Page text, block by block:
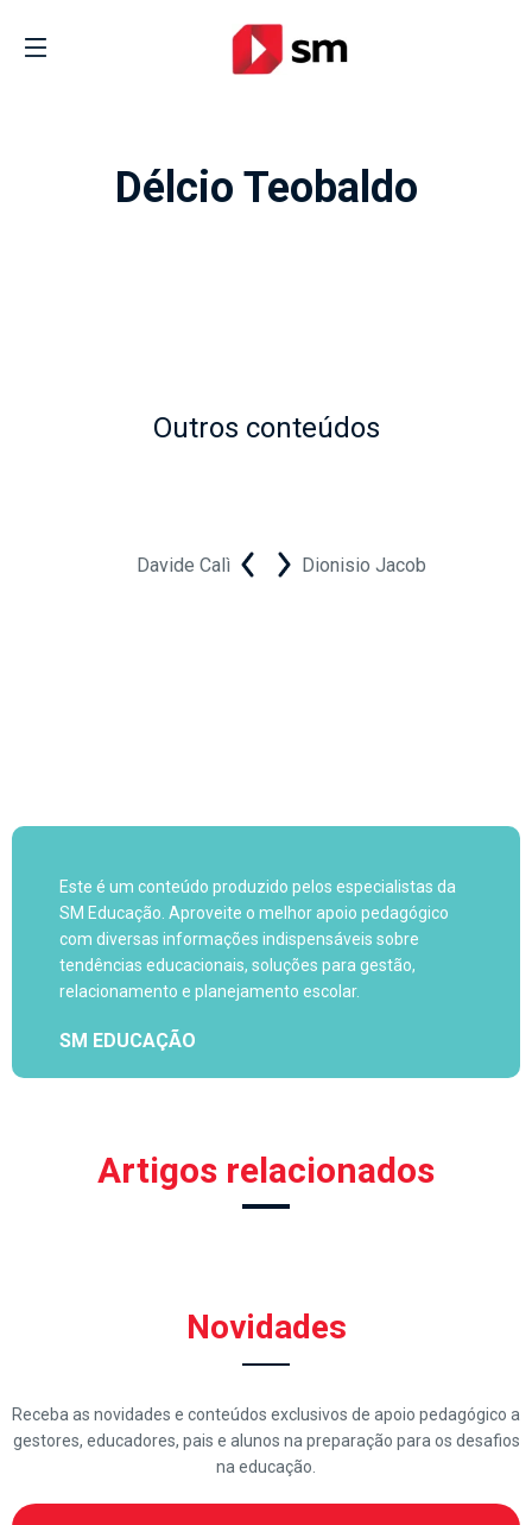
Délcio Teobaldo
Outros conteúdos
Davide Calì Dionisio Jacob
Este é um conteúdo produzido pelos especialistas da
SM Educação. Aproveite o melhor apoio pedagógico
com diversas informações indispensáveis sobre
tendências educacionais, soluções para gestão,
relacionamento e planejamento escolar.
SM EDUCAÇÃO
Artigos relacionados
Novidades
Receba as novidades e conteúdos exclusivos de apoio pedagógico a
gestores, educadores, pais e alunos na preparação para os desafios
na educação.